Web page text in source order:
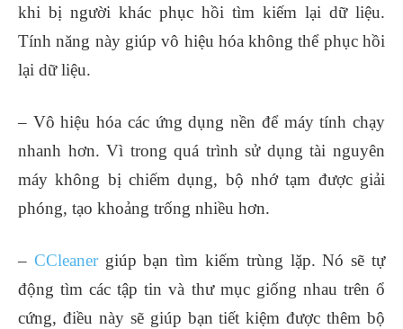
khi bị người khác phục hồi tìm kiếm lại dữ liệu.
Tính năng này giúp vô hiệu hóa không thể phục hồi
lại dữ liệu.
– Vô hiệu hóa các ứng dụng nền để máy tính chạy
nhanh hơn. Vì trong quá trình sử dụng tài nguyên
máy không bị chiếm dụng, bộ nhớ tạm được giải
phóng, tạo khoảng trống nhiều hơn.
– CCleanergiúp bạn tìm kiếm trùng lặp. Nó sẽ tự
động tìm các tập tin và thư mục giống nhau trên ổ
cứng, điều này sẽ giúp bạn tiết kiệm được thêm bộ